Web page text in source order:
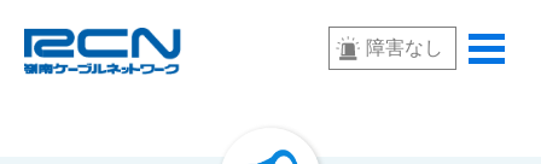
障害なし